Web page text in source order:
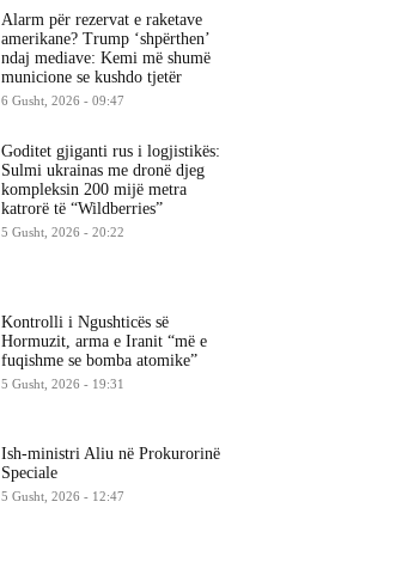
Alarm për rezervat e raketave
amerikane? Trump ‘shpërthen’
ndaj mediave: Kemi më shumë
municione se kushdo tjetër
6 Gusht, 2026 - 09:47
Goditet gjiganti rus i logjistikës:
Sulmi ukrainas me dronë djeg
kompleksin 200 mijë metra
katrorë të “Wildberries”
5 Gusht, 2026 - 20:22
Kontrolli i Ngushticës së
Hormuzit, arma e Iranit “më e
fuqishme se bomba atomike”
5 Gusht, 2026 - 19:31
Ish-ministri ​Aliu në Prokurorinë
Speciale
5 Gusht, 2026 - 12:47